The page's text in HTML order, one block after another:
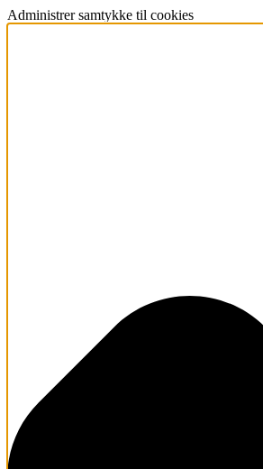
Administrer samtykke til cookies